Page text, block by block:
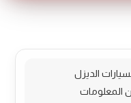
الديزل
المعلومات